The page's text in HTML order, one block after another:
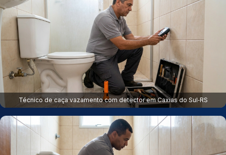
Técnico de caça vazamento com detector em Caxias do Sul‑RS